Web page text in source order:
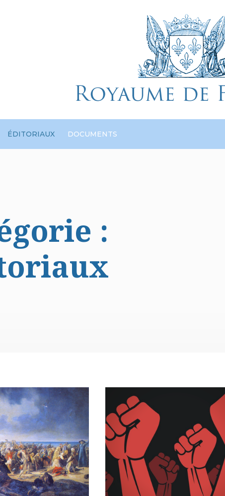
ÉDITORIAUX DOCUMENTS
: